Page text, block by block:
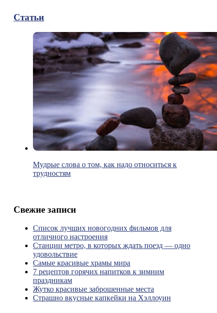
Статьи
Мудрые слова о том, как надо относиться к
трудностям
Свежие записи
Список лучших новогодних фильмов для
отличного настроения
Станции метро, в которых ждать поезд — одно
удовольствие
Самые красивые храмы мира
7 рецептов горячих напитков к зимним
праздникам
Жутко красивые заброшенные места
Страшно вкусные капкейки на Хэллоуин